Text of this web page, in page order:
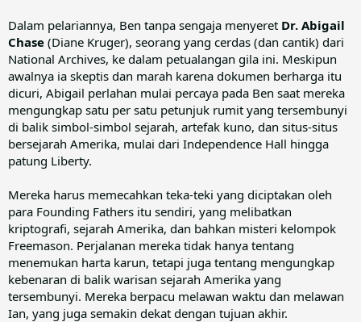
Dalam pelariannya, Ben tanpa sengaja menyeret Dr. Abigail
Chase (Diane Kruger), seorang yang cerdas (dan cantik) dari
National Archives, ke dalam petualangan gila ini. Meskipun
awalnya ia skeptis dan marah karena dokumen berharga itu
dicuri, Abigail perlahan mulai percaya pada Ben saat mereka
mengungkap satu per satu petunjuk rumit yang tersembunyi
di balik simbol-simbol sejarah, artefak kuno, dan situs-situs
bersejarah Amerika, mulai dari Independence Hall hingga
patung Liberty.
Mereka harus memecahkan teka-teki yang diciptakan oleh
para Founding Fathers itu sendiri, yang melibatkan
kriptografi, sejarah Amerika, dan bahkan misteri kelompok
Freemason. Perjalanan mereka tidak hanya tentang
menemukan harta karun, tetapi juga tentang mengungkap
kebenaran di balik warisan sejarah Amerika yang
tersembunyi. Mereka berpacu melawan waktu dan melawan
Ian, yang juga semakin dekat dengan tujuan akhir.